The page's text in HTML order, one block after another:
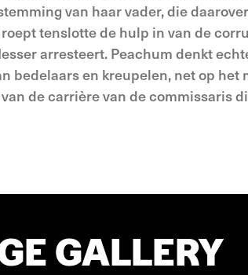
van haar vader, die
tenslotte de hulp in van de
arresteert. Peachum denkt
bedelaars en kreupelen, net op het
de carrière van de commissaris
GALLERY